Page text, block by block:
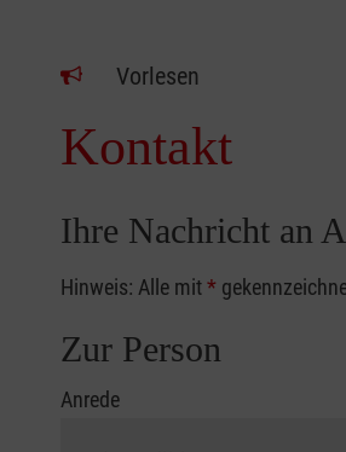
Vorlesen
Kontakt
Ihre Nachricht an
Hinweis: Alle mit*
Zur Person
Anrede